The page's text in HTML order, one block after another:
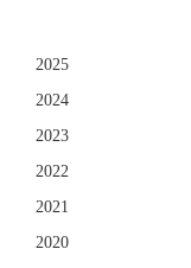
2025
2024
2023
2022
2021
2020